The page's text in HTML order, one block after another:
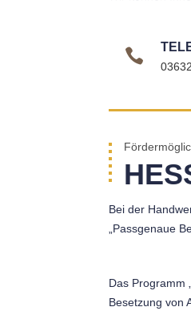
Bei der
„Passgenaue
Das Programm
Besetzung von